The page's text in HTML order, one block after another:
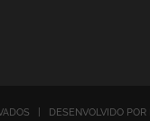
| DESENVOLVIDO POR